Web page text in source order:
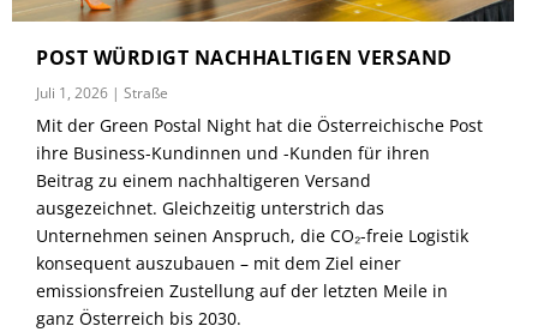
POST WÜRDIGT NACHHALTIGEN VERSAND
Juli 1, 2026 |Straße
Mit der Green Postal Night hat die Österreichische Post
ihre Business-Kundinnen und -Kunden für ihren
Beitrag zu einem nachhaltigeren Versand
ausgezeichnet. Gleichzeitig unterstrich das
Unternehmen seinen Anspruch, die CO₂-freie Logistik
konsequent auszubauen – mit dem Ziel einer
emissionsfreien Zustellung auf der letzten Meile in
ganz Österreich bis 2030.